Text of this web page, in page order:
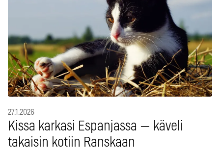
27.1.2026
Kissa karkasi Espanjassa — käveli
takaisin kotiin Ranskaan